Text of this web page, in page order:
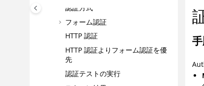
認証方式
フォーム認証
HTTP 認証
HTTP 認証よりフォーム認証を優
先
認証テストの実行